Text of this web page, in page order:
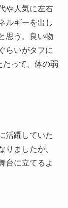
や人気に左右
ルギーを出し
思う。良い物
らいがタフに
たって、体の弱
活躍していた
りましたが、
台に立てるよ